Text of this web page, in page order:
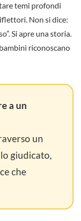
temi profondi
Non si dice:
Si apre una storia.
riconoscano
a un
un
giudicato,
che